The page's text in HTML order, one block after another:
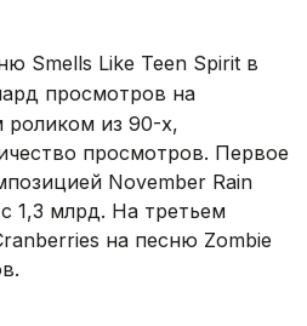
Smells Like Teen Spirit в
просмотров на
роликом из 90-х,
просмотров. Первое
November Rain
1,3 млрд. На третьем
на песню Zombie